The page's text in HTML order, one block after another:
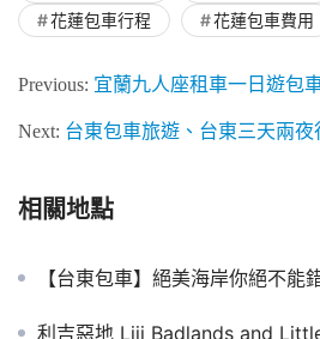
花蓮包車行程
花蓮包車費用
Previous: 宜蘭九人座租車一日遊包
Next: 台東包車旅遊、台東三天兩夜行程-伯
相關地點
【台東包車】絕美海岸你絕不能
利吉惡地 Liji Badlands and